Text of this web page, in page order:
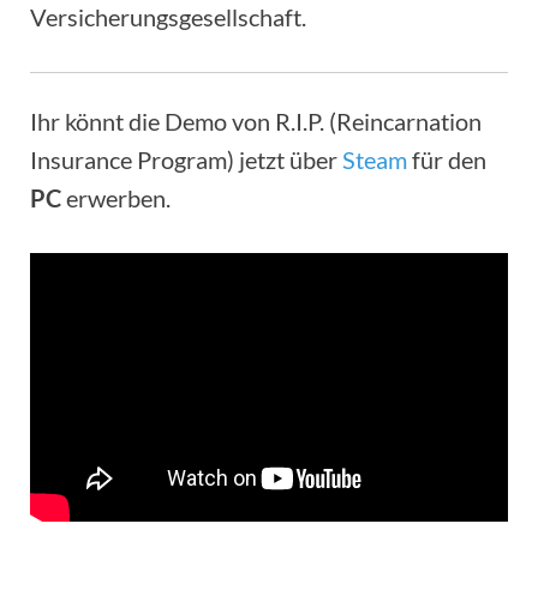
Versicherungsgesellschaft.
Ihr könnt die Demo von R.I.P. (Reincarnation
Insurance Program) jetzt über Steamfür den
PCerwerben.